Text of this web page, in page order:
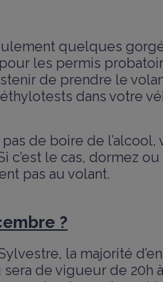
quelques
les permis
de prendre le
dans votre
pas de boire de
c’est le cas, dormez
pas au volant.
?
la majorité
de vigueur de 20h